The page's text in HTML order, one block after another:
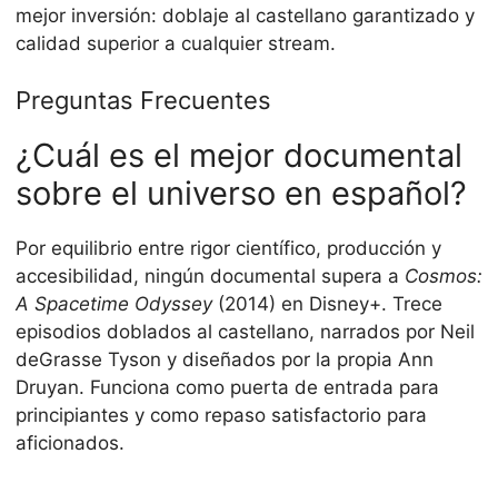
mejor inversión: doblaje al castellano garantizado y
calidad superior a cualquier stream.
Preguntas Frecuentes
¿Cuál es el mejor documental
sobre el universo en español?
Por equilibrio entre rigor científico, producción y
accesibilidad, ningún documental supera a Cosmos:
A Spacetime Odyssey(2014) en Disney+. Trece
episodios doblados al castellano, narrados por Neil
deGrasse Tyson y diseñados por la propia Ann
Druyan. Funciona como puerta de entrada para
principiantes y como repaso satisfactorio para
aficionados.